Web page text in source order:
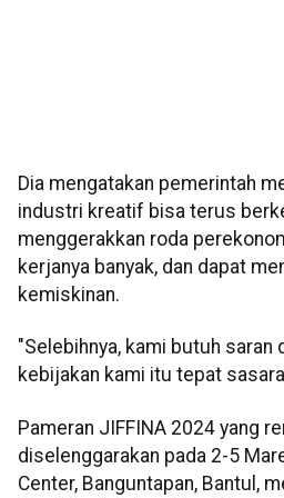
Dia mengatakan pemerintah
industri kreatif bisa terus
menggerakkan roda
kerjanya banyak, dan dapat
kemiskinan.
"Selebihnya, kami butuh saran
kebijakan kami itu tepat
Pameran JIFFINA 2024 yang
diselenggarakan pada 2-5
Center, Banguntapan, Bantul,